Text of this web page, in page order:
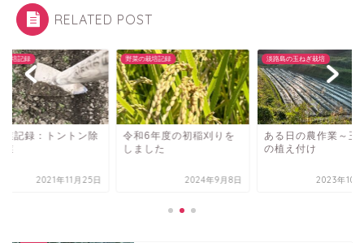
RELATED POST
栽培記録
業記録：トントン除
業
2021年11月25日
野菜の栽培記録
令和6年度の初稲刈りを
しました
2024年9月8日
淡路島の玉ねぎ栽培
ある日の農作業～玉
の植え付け
2023年10